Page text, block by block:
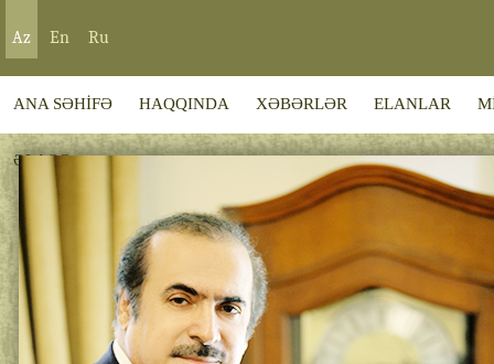
Az En Ru
ANA SƏHİFƏ HAQQINDA XƏBƏRLƏR ELANLAR
ƏLAQƏ